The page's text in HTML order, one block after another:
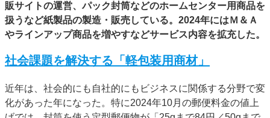
特集記事カテゴリー一覧
2022 見える化・MIS特集
JAPAN PACK 2023 特集
中古印刷機・製本機特集
2022 検査・校正特集
特集・デジタル印刷 ～ 新成長軌道を描く
案内
販サイトの運営、パック封筒などのホームセンター用商品を
扱うなど紙製品の製造・販売している。2024年にはＭ＆Ａ
やラインアップ商品を増やすなどサービス内容を拡充した。
社会課題を解決する「軽包装用商材」
近年は、社会的にも自社的にもビジネスに関係する分野で変
化があった年になった。特に2024年10月の郵便料金の値上